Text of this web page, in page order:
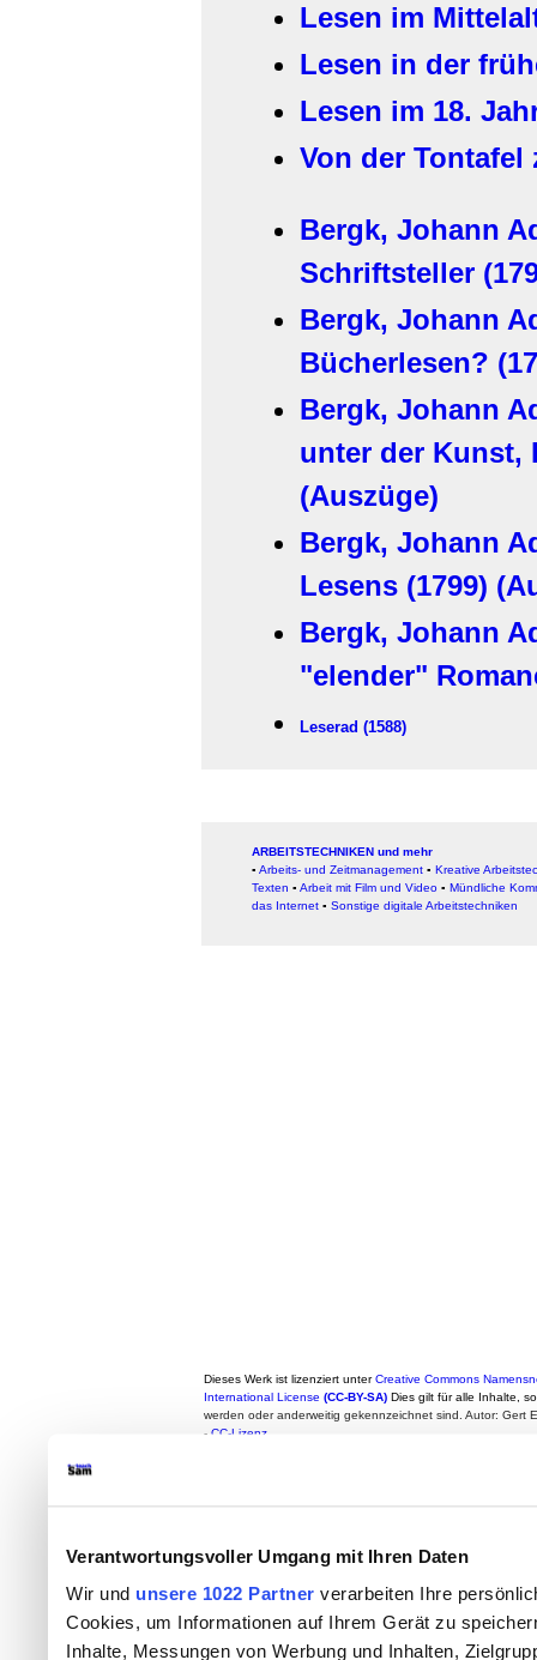
Verantwortungsvoller Umgang mit Ihren Daten
Wir und unsere 1022 Partner verarbeiten Ihre
Cookies, um Informationen auf Ihrem Gerät zu
Inhalte, Messungen von Werbung und Inhalten,
Lesen im
Lesen in der
Lesen im 18.
Von der Tontafel
Bergk, Johann
Schriftsteller
Bergk, Johann
Bücherlesen?
Bergk, Johann
unter der Kunst,
(Auszüge)
Bergk, Johann
Lesens (1799)
Bergk, Johann
"elender"
Leserad (1588)
ARBEITSTECHNIKEN und mehr
▪ Arbeits- und Zeitmanagement ▪ Kreative
Texten ▪ Arbeit mit Film und Video ▪ Mündliche
das Internet ▪ Sonstige digitale Arbeitstechniken
Dieses Werk ist lizenziert unterCreative Commons
International License (CC-BY-SA) Dies gilt für alle Inhalte,
werden oder anderweitig gekennzeichnet sind. Autor: Gert
- CC-Lizenz